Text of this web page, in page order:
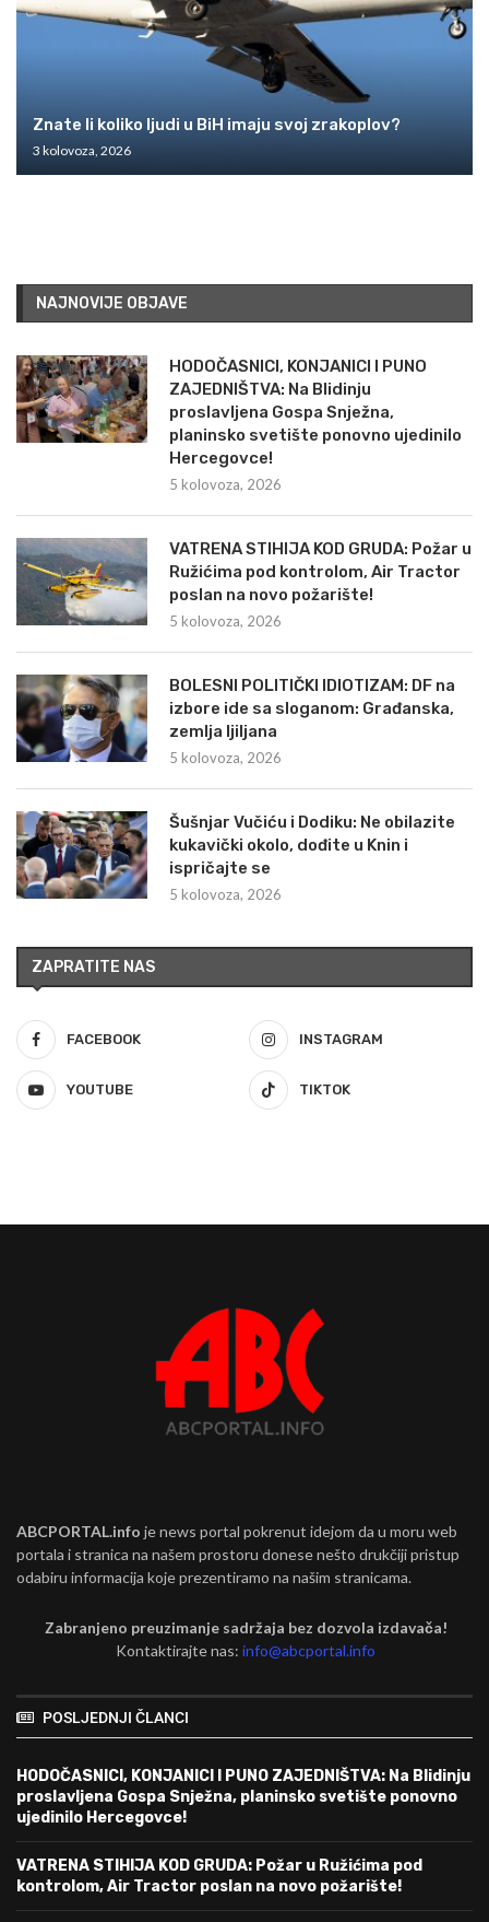
Znate li koliko ljudi u BiH imaju svoj zrakoplov?
3 kolovoza, 2026
NAJNOVIJE OBJAVE
HODOČASNICI, KONJANICI I PUNO
ZAJEDNIŠTVA: Na Blidinju
proslavljena Gospa Snježna,
planinsko svetište ponovno ujedinilo
Hercegovce!
5 kolovoza, 2026
VATRENA STIHIJA KOD GRUDA: Požar u
Ružićima pod kontrolom, Air Tractor
poslan na novo požarište!
5 kolovoza, 2026
BOLESNI POLITIČKI IDIOTIZAM: DF na
izbore ide sa sloganom: Građanska,
zemlja ljiljana
5 kolovoza, 2026
Šušnjar Vučiću i Dodiku: Ne obilazite
kukavički okolo, dođite u Knin i
ispričajte se
5 kolovoza, 2026
ZAPRATITE NAS
FACEBOOK INSTAGRAM
YOUTUBE TIKTOK
ABCPORTAL.info je news portal pokrenut idejom da u moru web
portala i stranica na našem prostoru donese nešto drukčiji pristup
odabiru informacija koje prezentiramo na našim stranicama.
Zabranjeno preuzimanje sadržaja bez dozvola izdavača!
Kontaktirajte nas:info@abcportal.info
POSLJEDNJI ČLANCI
HODOČASNICI, KONJANICI I PUNO ZAJEDNIŠTVA: Na Blidinju
proslavljena Gospa Snježna, planinsko svetište ponovno
ujedinilo Hercegovce!
VATRENA STIHIJA KOD GRUDA: Požar u Ružićima pod
kontrolom, Air Tractor poslan na novo požarište!